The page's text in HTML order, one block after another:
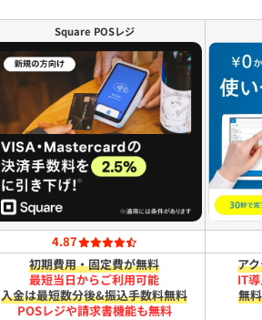
Square POSレジ
4.87
初期費用・固定費が無料
最短​当日から​ご利用可能
入金は​最短​数分後&振込手数料無料
POSレジや請求書機能も無料
ア
IT
無